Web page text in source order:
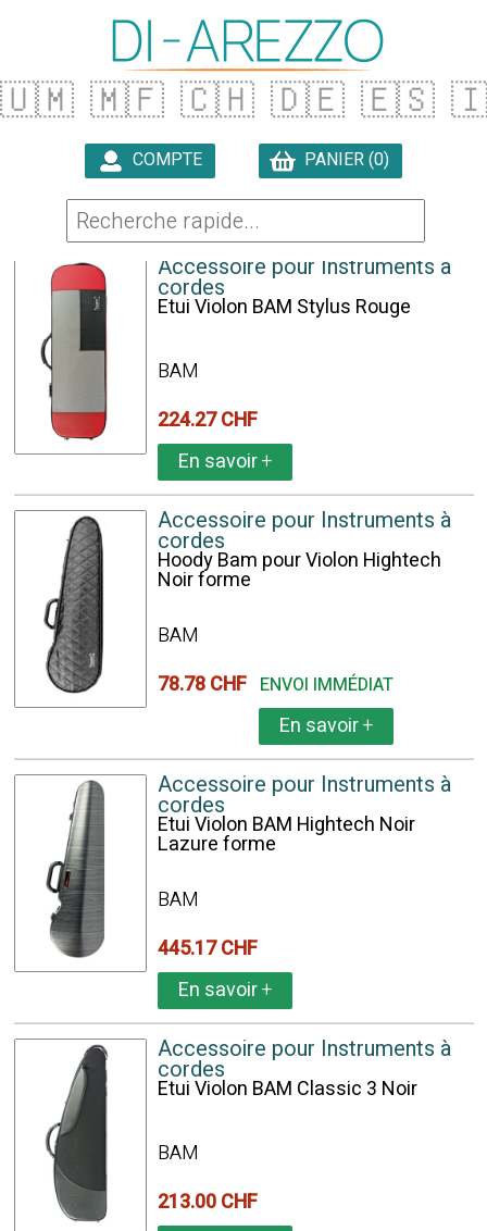
🇺🇲 🇲🇫 🇨🇭 🇩🇪 🇪🇸
COMPTE PANIER (0)
19 ARTICLES TROUVÉS
Accessoire pour Instruments à
cordes
Etui Violon BAM Stylus Rouge
BAM
224.27 CHF
En savoir+
Accessoire pour Instruments à
cordes
Hoody Bam pour Violon Hightech
Noir forme
BAM
78.78 CHF ENVOI IMMÉDIAT
En savoir+
Accessoire pour Instruments à
cordes
Etui Violon BAM Hightech Noir
Lazure forme
BAM
445.17 CHF
En savoir+
Accessoire pour Instruments à
cordes
Etui Violon BAM Classic 3 Noir
BAM
213.00 CHF